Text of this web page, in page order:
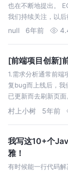
也在不断地提出。
我们持续关注，以
一下动态 import
nuIl 6年前
[前端项目创新]
1.需求分析通常前端
复bug而上线后，我
已更新而去刷新页
多，我这里提供一
村上小树 5年前
我写这10+个
雅！
有时候能一行代码